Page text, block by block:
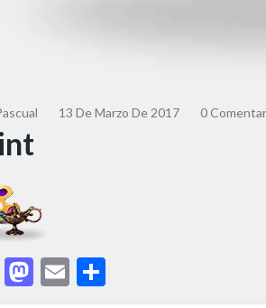
13 De Marzo De 2017 0
Facebook
Mastodon
Email